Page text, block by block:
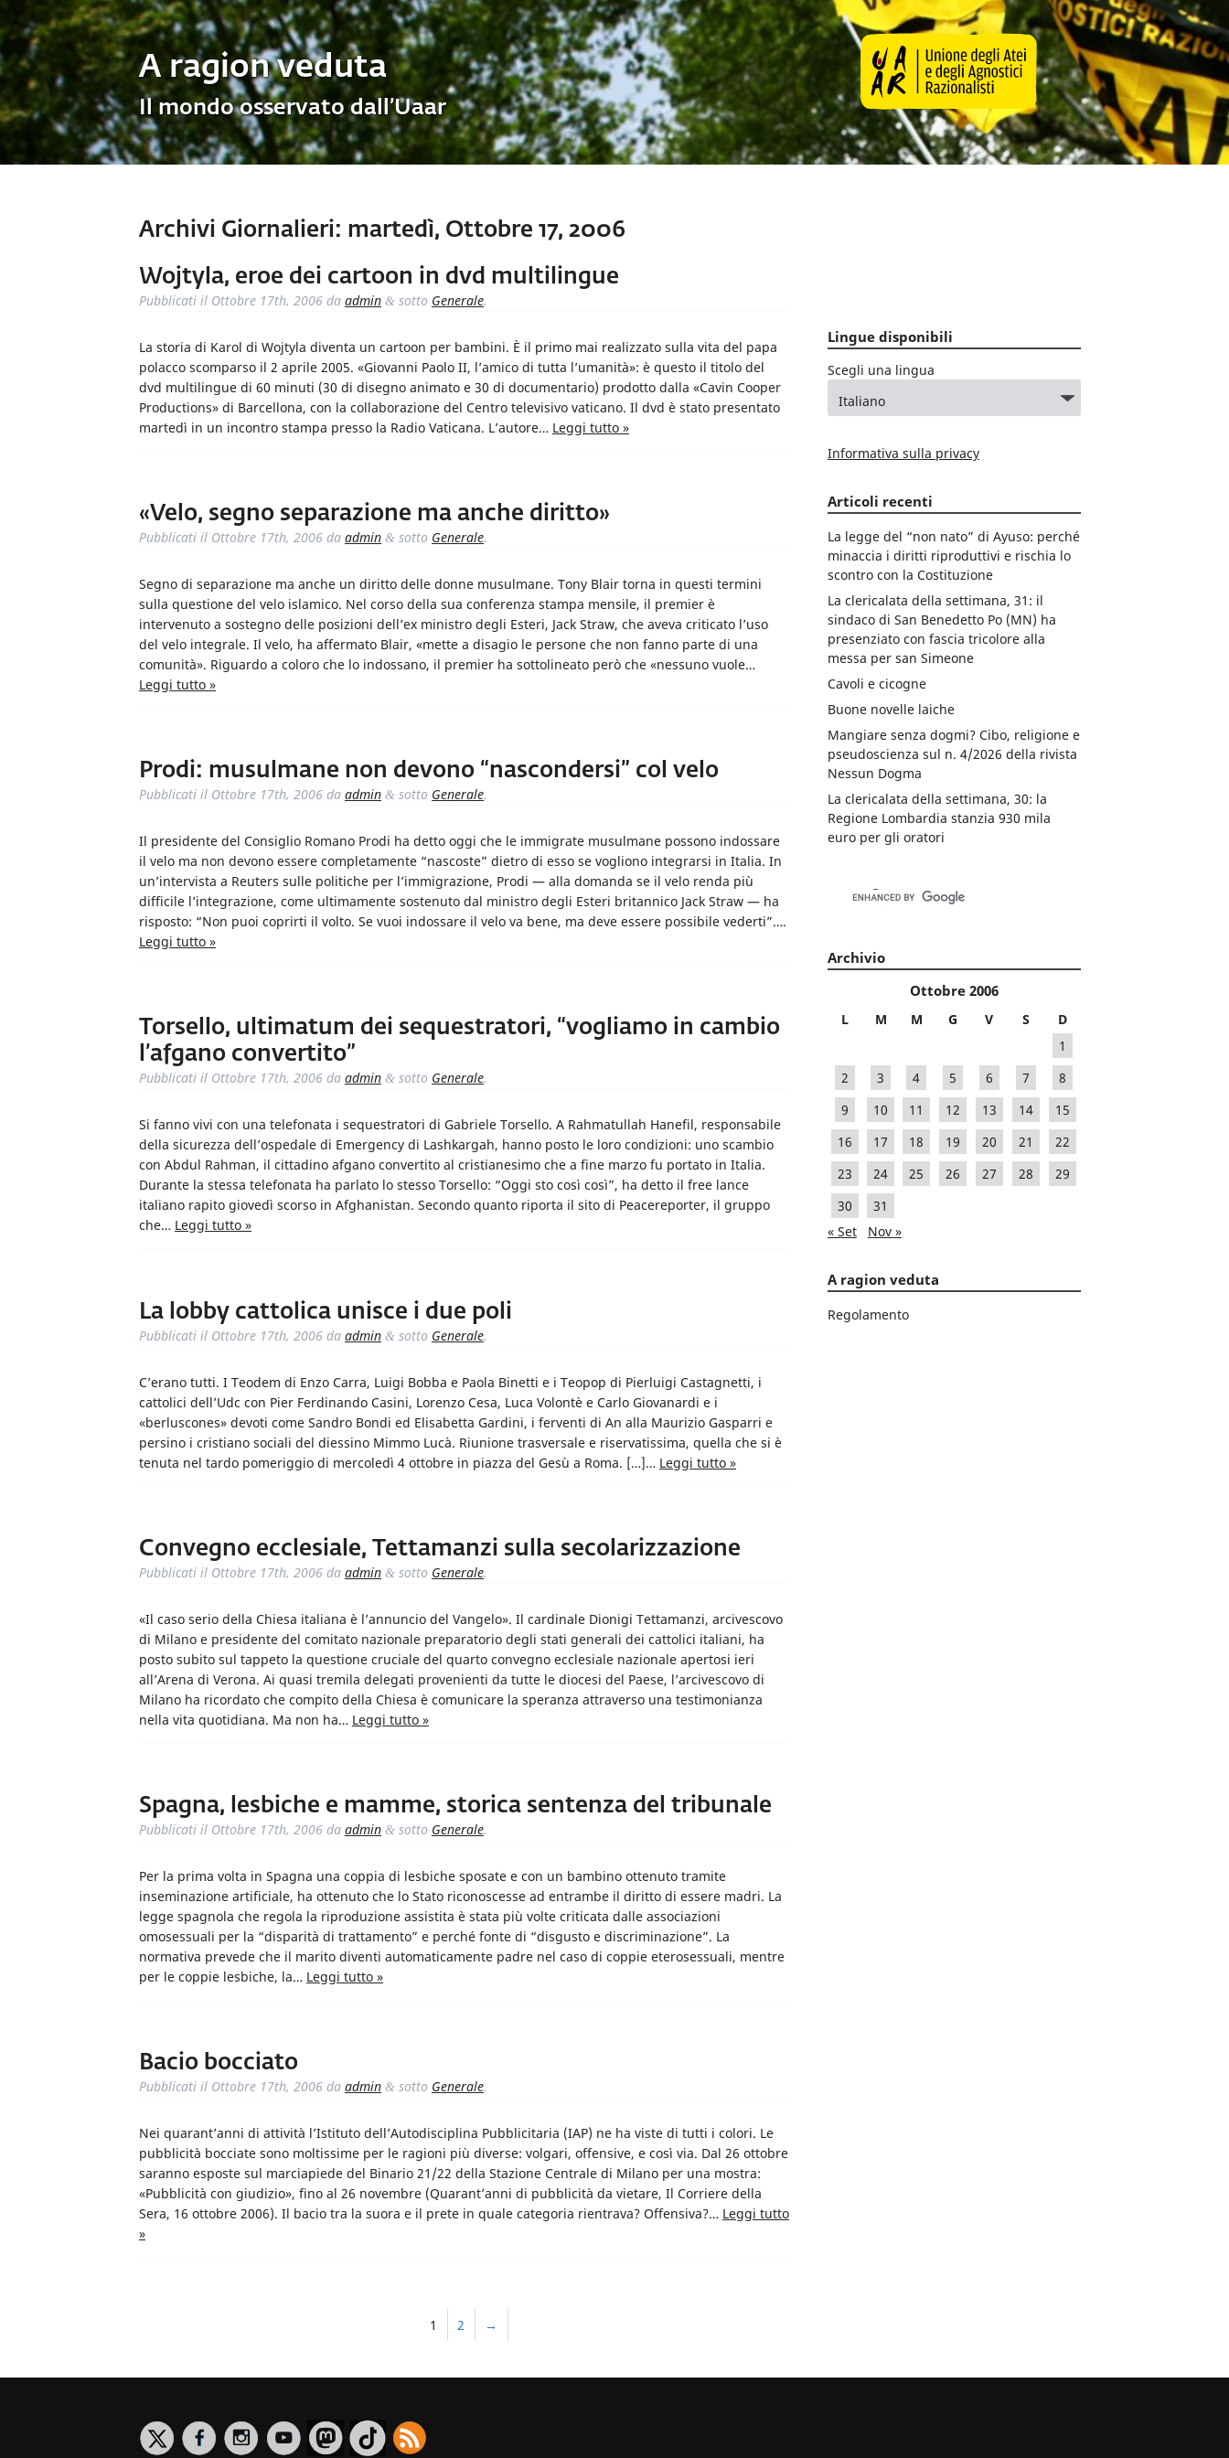
A ragion veduta
Il mondo osservato dall’Uaar
Archivi Giornalieri: martedì, Ottobre 17, 2006
Wojtyla, eroe dei cartoon in dvd multilingue
Pubblicati il Ottobre 17th, 2006 da admin & sotto Generale.
La storia di Karol di Wojtyla diventa un cartoon per bambini. È il primo mai realizzato sulla vita del papa
polacco scomparso il 2 aprile 2005. «Giovanni Paolo II, l’amico di tutta l’umanità»: è questo il titolo del
dvd multilingue di 60 minuti (30 di disegno animato e 30 di documentario) prodotto dalla «Cavin Cooper
Productions» di Barcellona, con la collaborazione del Centro televisivo vaticano. Il dvd è stato presentato
martedì in un incontro stampa presso la Radio Vaticana. L’autore… Leggi tutto »
«Velo, segno separazione ma anche diritto»
Pubblicati il Ottobre 17th, 2006 da admin & sotto Generale.
Segno di separazione ma anche un diritto delle donne musulmane. Tony Blair torna in questi termini
sulla questione del velo islamico. Nel corso della sua conferenza stampa mensile, il premier è
intervenuto a sostegno delle posizioni dell’ex ministro degli Esteri, Jack Straw, che aveva criticato l’uso
del velo integrale. Il velo, ha affermato Blair, «mette a disagio le persone che non fanno parte di una
comunità». Riguardo a coloro che lo indossano, il premier ha sottolineato però che «nessuno vuole…
Leggi tutto »
Prodi: musulmane non devono “nascondersi” col velo
Pubblicati il Ottobre 17th, 2006 da admin & sotto Generale.
Il presidente del Consiglio Romano Prodi ha detto oggi che le immigrate musulmane possono indossare
il velo ma non devono essere completamente “nascoste” dietro di esso se vogliono integrarsi in Italia. In
un’intervista a Reuters sulle politiche per l’immigrazione, Prodi — alla domanda se il velo renda più
difficile l’integrazione, come ultimamente sostenuto dal ministro degli Esteri britannico Jack Straw — ha
risposto: “Non puoi coprirti il volto. Se vuoi indossare il velo va bene, ma deve essere possibile vederti”….
Leggi tutto »
Torsello, ultimatum dei sequestratori, “vogliamo in cambio
l’afgano convertito”
Pubblicati il Ottobre 17th, 2006 da admin & sotto Generale.
Si fanno vivi con una telefonata i sequestratori di Gabriele Torsello. A Rahmatullah Hanefil, responsabile
della sicurezza dell’ospedale di Emergency di Lashkargah, hanno posto le loro condizioni: uno scambio
con Abdul Rahman, il cittadino afgano convertito al cristianesimo che a fine marzo fu portato in Italia.
Durante la stessa telefonata ha parlato lo stesso Torsello: “Oggi sto così così”, ha detto il free lance
italiano rapito giovedì scorso in Afghanistan. Secondo quanto riporta il sito di Peacereporter, il gruppo
che… Leggi tutto »
La lobby cattolica unisce i due poli
Pubblicati il Ottobre 17th, 2006 da admin & sotto Generale.
C’erano tutti. I Teodem di Enzo Carra, Luigi Bobba e Paola Binetti e i Teopop di Pierluigi Castagnetti, i
cattolici dell’Udc con Pier Ferdinando Casini, Lorenzo Cesa, Luca Volontè e Carlo Giovanardi e i
«berluscones» devoti come Sandro Bondi ed Elisabetta Gardini, i ferventi di An alla Maurizio Gasparri e
persino i cristiano sociali del diessino Mimmo Lucà. Riunione trasversale e riservatissima, quella che si è
tenuta nel tardo pomeriggio di mercoledì 4 ottobre in piazza del Gesù a Roma. […]… Leggi tutto »
Convegno ecclesiale, Tettamanzi sulla secolarizzazione
Pubblicati il Ottobre 17th, 2006 da admin & sotto Generale.
«Il caso serio della Chiesa italiana è l’annuncio del Vangelo». Il cardinale Dionigi Tettamanzi, arcivescovo
di Milano e presidente del comitato nazionale preparatorio degli stati generali dei cattolici italiani, ha
posto subito sul tappeto la questione cruciale del quarto convegno ecclesiale nazionale apertosi ieri
all’Arena di Verona. Ai quasi tremila delegati provenienti da tutte le diocesi del Paese, l’arcivescovo di
Milano ha ricordato che compito della Chiesa è comunicare la speranza attraverso una testimonianza
nella vita quotidiana. Ma non ha… Leggi tutto »
Spagna, lesbiche e mamme, storica sentenza del tribunale
Pubblicati il Ottobre 17th, 2006 da admin & sotto Generale.
Per la prima volta in Spagna una coppia di lesbiche sposate e con un bambino ottenuto tramite
inseminazione artificiale, ha ottenuto che lo Stato riconoscesse ad entrambe il diritto di essere madri. La
legge spagnola che regola la riproduzione assistita è stata più volte criticata dalle associazioni
omosessuali per la “disparità di trattamento” e perché fonte di “disgusto e discriminazione”. La
normativa prevede che il marito diventi automaticamente padre nel caso di coppie eterosessuali, mentre
per le coppie lesbiche, la… Leggi tutto »
Bacio bocciato
Pubblicati il Ottobre 17th, 2006 da admin & sotto Generale.
Nei quarant’anni di attività l’Istituto dell’Autodisciplina Pubblicitaria (IAP) ne ha viste di tutti i colori. Le
pubblicità bocciate sono moltissime per le ragioni più diverse: volgari, offensive, e così via. Dal 26 ottobre
saranno esposte sul marciapiede del Binario 21/22 della Stazione Centrale di Milano per una mostra:
«Pubblicità con giudizio», fino al 26 novembre (Quarant’anni di pubblicità da vietare, Il Corriere della
Sera, 16 ottobre 2006). Il bacio tra la suora e il prete in quale categoria rientrava? Offensiva?… Leggi tutto
»
1 2 →
Lingue disponibili
Scegli una lingua
Informativa sulla privacy
Articoli recenti
La legge del “non nato” di Ayuso: perché
minaccia i diritti riproduttivi e rischia lo
scontro con la Costituzione
La clericalata della settimana, 31: il
sindaco di San Benedetto Po (MN) ha
presenziato con fascia tricolore alla
messa per san Simeone
Cavoli e cicogne
Buone novelle laiche
Mangiare senza dogmi? Cibo, religione e
pseudoscienza sul n. 4/2026 della rivista
Nessun Dogma
La clericalata della settimana, 30: la
Regione Lombardia stanzia 930 mila
euro per gli oratori
Archivio
Ottobre 2006
L M M G V S
D
1
2
3 4 5 6 7
8
9
10 11 12 13 14
15
16
17 18 19 20 21
22
23
24 25 26 27 28
29
30
31
« Set
Nov »
A ragion veduta
Regolamento